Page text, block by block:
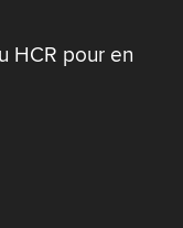
HCR pour en